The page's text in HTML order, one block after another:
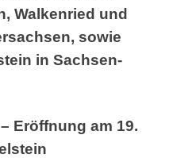
Walkenried und
sowie
in Sachsen-
Eröffnung am 19.